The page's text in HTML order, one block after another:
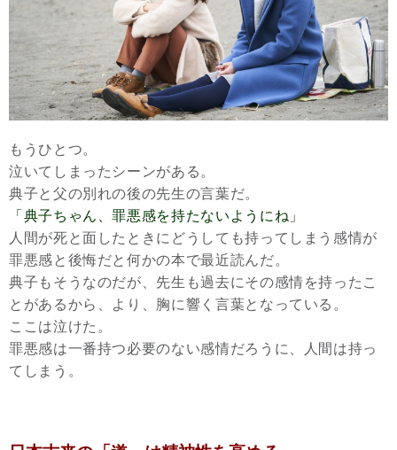
もうひとつ。
泣いてしまったシーンがある。
典子と父の別れの後の先生の言葉だ。
「典子ちゃん、罪悪感を持たないようにね」
人間が死と面したときにどうしても持ってしまう感情が
罪悪感と後悔だと何かの本で最近読んだ。
典子もそうなのだが、先生も過去にその感情を持ったこ
とがあるから、より、胸に響く言葉となっている。
ここは泣けた。
罪悪感は一番持つ必要のない感情だろうに、人間は持っ
てしまう。